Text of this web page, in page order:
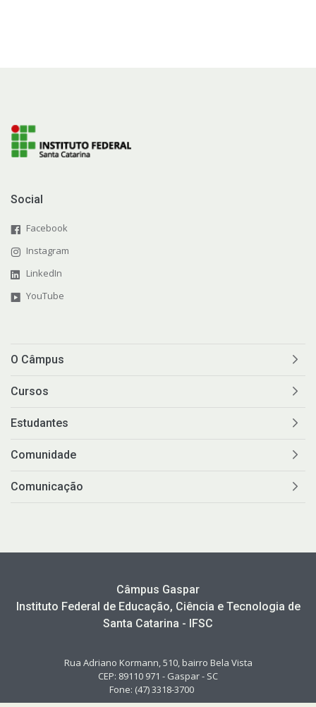
Social
Facebook
Instagram
LinkedIn
YouTube
O Câmpus
Cursos
Estudantes
Comunidade
Comunicação
Câmpus Gaspar
Instituto Federal de Educação, Ciência e Tecnologia de
Santa Catarina - IFSC
Rua Adriano Kormann, 510, bairro Bela Vista
CEP: 89110 971 - Gaspar - SC
Fone: (47) 3318-3700